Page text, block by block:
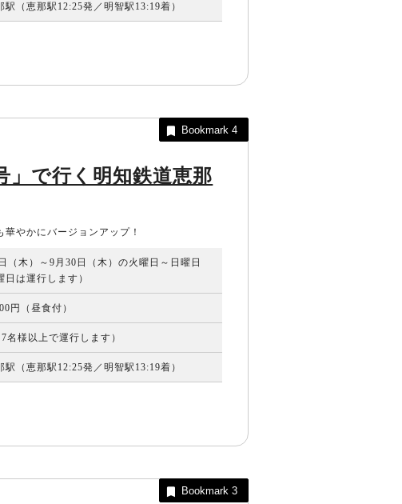
駅（恵那駅12:25発／明智駅13:19着）
」で行く明知鉄道恵那
やかにバージョンアップ！
（木）～9月30日（木）の火曜日～日曜日
日は運行します）
円（昼食付）
名様以上で運行します）
駅（恵那駅12:25発／明智駅13:19着）
Bookmark 4
Bookmark 3